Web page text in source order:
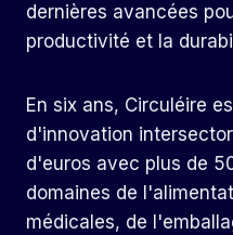
dernières avancées
productivité et la
En six ans, Circuléire
d'innovation
d'euros avec plus de
domaines de
médicales, de